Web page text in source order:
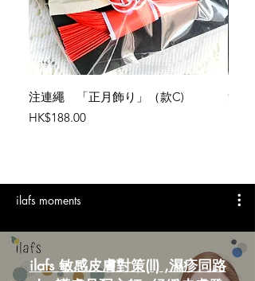
注連繩 「正月飾り」（款C)
Price
HK$188.00
注
ilafs moments
ilafs 敏感皮膚對策(II) ,濕疹同路